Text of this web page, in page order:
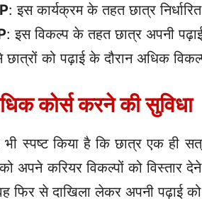
: इस कार्यक्रम के तहत छात्र
: इस विकल्प के तहत छात्र अपनी
छात्रों को पढ़ाई के दौरान अधिक
कोर्स करने की सुविधा
स्पष्ट किया है कि छात्र एक
अपने करियर विकल्पों को विस्तार
फिर से दाखिला लेकर अपनी पढ़ाई